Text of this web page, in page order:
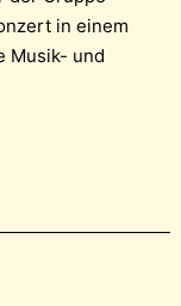
in einem
Musik- und